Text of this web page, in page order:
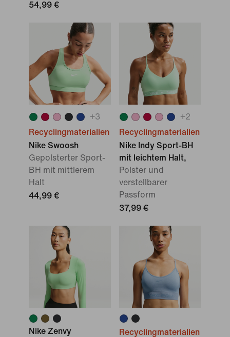
54,99 €
+3
Recyclingmaterialien
Nike Swoosh
Gepolsterter Sport-
BH mit mittlerem
Halt
44,99 €
+2
Recyclingmaterialien
Nike Indy Sport-BH
mit leichtem Halt,
Polster und
verstellbarer
Passform
37,99 €
Nike Zenvy
Recyclingmaterialien